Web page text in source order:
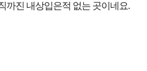
까진 내상입은적 없는 곳이네요.